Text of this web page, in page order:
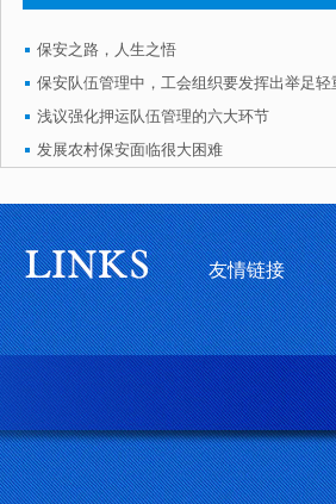
保安之路，人生之悟
保安队伍管理中，工会组织要发挥出举足轻
浅议强化押运队伍管理的六大环节
发展农村保安面临很大困难
友情链接